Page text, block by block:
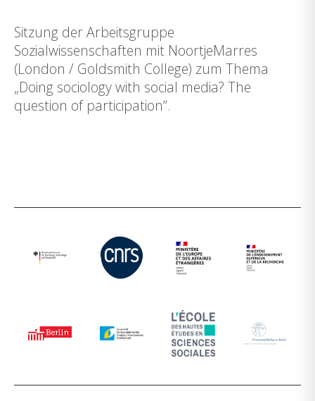
Sitzung der Arbeitsgruppe
Sozialwissenschaften mit NoortjeMarres
(London / Goldsmith College) zum Thema
„Doing sociology with social media? The
question of participation“.